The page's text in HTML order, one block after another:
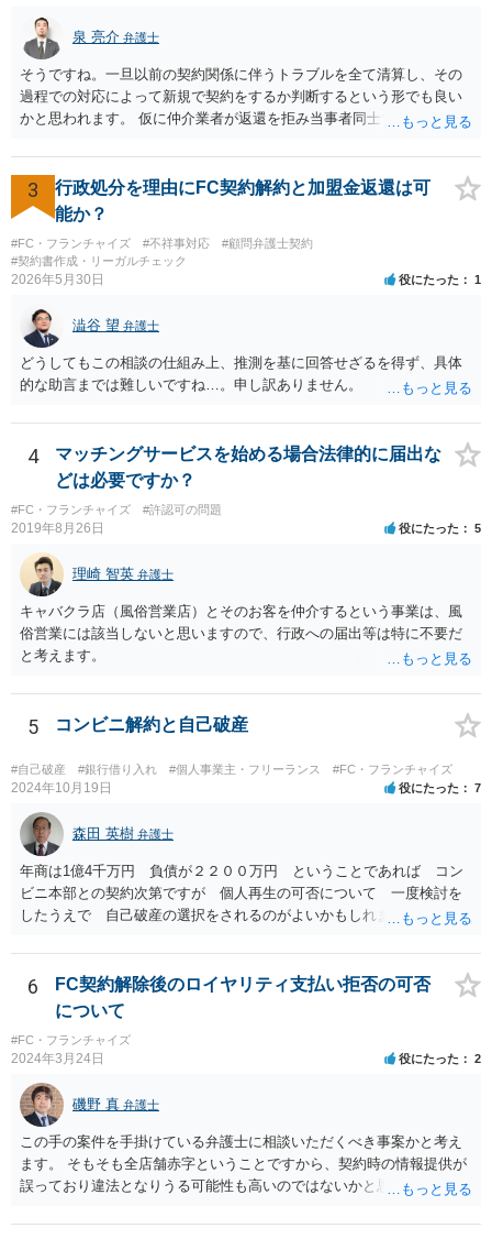
泉 亮介 弁護士
そうですね。一旦以前の契約関係に伴うトラブルを全て清算し、その
過程での対応によって新規で契約をするか判断するという形でも良い
かと思われます。 仮に仲介業者が返還を拒み当事者同士での解決が困
3
行政処分を理由にFC契約解約と加盟金返還は可
能か？
#FC・フランチャイズ #不祥事対応
#顧問弁護士契約
#契約書作成・リーガルチェック
2026年5月30日 役にたった 1
澁谷 望 弁護士
どうしてもこの相談の仕組み上、推測を基に回答せざるを得ず、具体
的な助言までは難しいですね…。申し訳ありません。
4
マッチングサービスを始める場合法律的に届出な
どは必要ですか？
#FC・フランチャイズ #許認可の問題
2019年8月26日 役にたった 5
理崎 智英 弁護士
キャバクラ店（風俗営業店）とそのお客を仲介するという事業は、風
俗営業には該当しないと思いますので、行政への届出等は特に不要だ
と考えます。
5 コンビニ解約と自己破産
#自己破産 #銀行借り入れ #個人事業主・フリーランス #FC・フランチャイズ
2024年10月19日 役にたった 7
森田 英樹 弁護士
年商は1億4千万円 負債が２２００万円 ということであれば コン
ビニ本部との契約次第ですが 個人再生の可否について 一度検討を
したうえで 自己破産の選択をされるのがよいかもしれません。 ネッ
ば 対応が可能な案件だと存じます。 早急に 弁護士に相談されるの
が良いケースです。
6
FC契約解除後のロイヤリティ支払い拒否の可否
について
#FC・フランチャイズ
2024年3月24日 役にたった 2
磯野 真 弁護士
この手の案件を手掛けている弁護士に相談いただくべき事案かと考え
ます。 そもそも全店舗赤字ということですから、契約時の情報提供が
誤っており違法となりうる可能性も高いのではないかと思われます。
らから本部に対して請求をしていくことも検討すべきかと考えます。